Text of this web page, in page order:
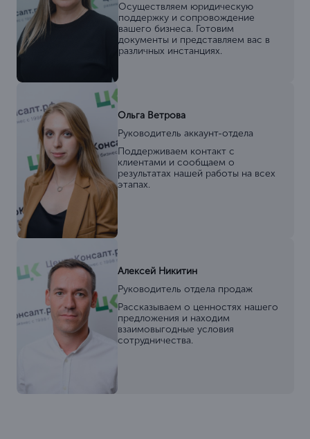
Осуществляем юридическую
поддержку и сопровождение
вашего бизнеса. Готовим
документы и представляем вас в
различных инстанциях.
Ольга Ветрова
Руководитель аккаунт-отдела
Поддерживаем контакт с
клиентами и сообщаем о
результатах нашей работы на всех
этапах.
Алексей Никитин
Руководитель отдела продаж
Рассказываем о ценностях нашего
предложения и находим
взаимовыгодные условия
сотрудничества.